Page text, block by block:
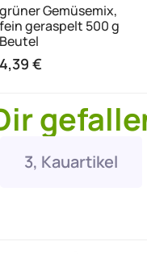
grüner Gemüsemix,
fein geraspelt 500 g
Beutel
4,39€
3, Kauartikel